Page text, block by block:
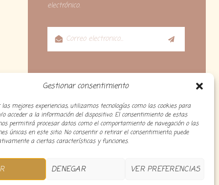
Gestionar consentimiento
mejores experiencias, utilizamos tecnologías como las cookies para
acceder a la información del dispositivo. El consentimiento de estas
permitirá procesar datos como el comportamiento de navegación o las
únicas en este sitio. No consentir o retirar el consentimiento, puede
a ciertas características y funciones.
DENEGAR VER PREFERENCIAS
electrónico.